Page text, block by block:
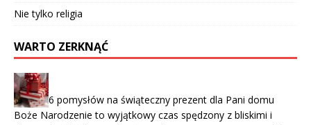
Nie tylko religia
WARTO ZERKNĄĆ
6 pomysłów na świąteczny prezent dla Pani domu
Boże Narodzenie to wyjątkowy czas spędzony z bliskimi i